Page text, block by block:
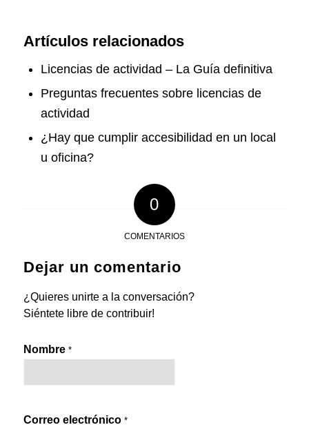
Artículos relacionados
Licencias de actividad – La Guía definitiva
Preguntas frecuentes sobre licencias de
actividad
¿Hay que cumplir accesibilidad en un local
u oficina?
0
COMENTARIOS
Dejar un comentario
¿Quieres unirte a la conversación?
Siéntete libre de contribuir!
Nombre *
Correo electrónico *